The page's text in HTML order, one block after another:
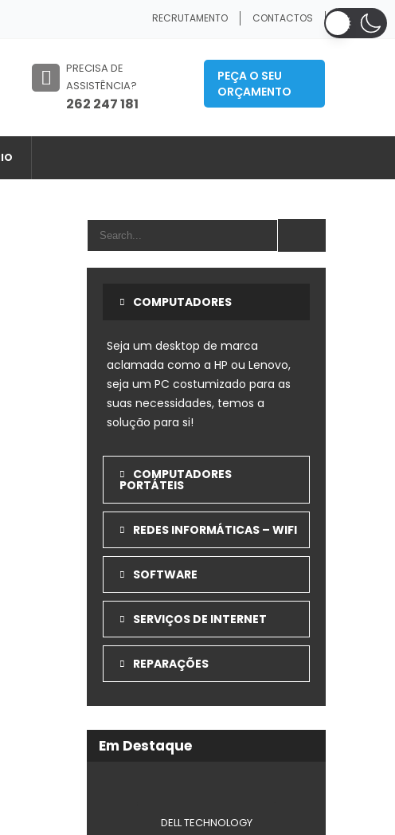
RECRUTAMENTO CONTACTOS
PRECISA DE
ASSISTÊNCIA?
262 247 181
PEÇA O SEU
ORÇAMENTO
COMPUTADORES
Seja um desktop de marca
aclamada como a HP ou Lenovo,
seja um PC costumizado para as
suas necessidades, temos a
solução para si!
COMPUTADORES
PORTÁTEIS
REDES INFORMÁTICAS – WIFI
SOFTWARE
SERVIÇOS DE INTERNET
REPARAÇÕES
Em Destaque
DELL TECHNOLOGY